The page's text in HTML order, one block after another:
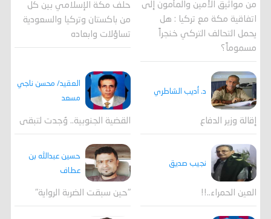
من مواثيق الأمين والمأمون إلى
اتفاقية مكة مع تركيا : هل
يحمل التحالف التركي خنجراً
مسموماً؟
حلف مكة الإسلامي بين كل
من باكستان وتركيا والسعودية
تساؤلات وابعاده
د. أديب الشاطري
إقالة وزير الدفاع
العقيد/ محسن ناجي
مسعد
القضية الجنوبية.. وُجدت لتبقى
نجيب صديق
العين الحمراء..!!
حسين عبدالله بن
عطاف
"حين سبقت الضربة الرواية"